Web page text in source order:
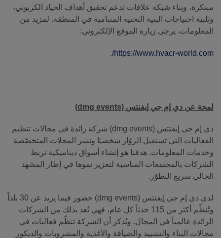
مبتكرة، وبناء شبكة علاقات تدعم تحقيق أهداف الحياد الكربوني،
وتلبية احتياجات البنية التحتية المتنامية في المنطقة. لمزيد من
المعلومات، يرجى زيارة الموقع الإلكتروني:
https://www.hvacr-world.com/
.
لمحة عن دي إم جي إيفنتس (dmg events)
دي إم جي إيفنتس (dmg events) شركة رائدة في مجالات تنظيم
الفعاليات التي تستقبل الزوّار شخصيًا ونشر المجلات المتخصّصة
وخدمات المعلومات. هدفنا هو إنشاء أسواق ديناميكية تربط
الشركات بالمجتمعات المناسبة لتعزيز نموها في إطار المشهد
الحالي سريع التطوّر.
لدى دي إم جي إيفنتس (dmg events) حضور فيما يزيد عن 30 بلداً
وتُنظّم أكثر من 115 حدثاً كل عام، فهي تُعد بذلك من الشركات
الرائدة عالمياً في المجال. ويُذكر أن الشركة تنظّم فعاليات في
مجالات البناء والتشييد والضيافة والأغذية والمشروبات والديكور